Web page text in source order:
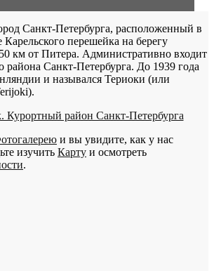
Санкт-Петербурга, расположенный в
перешейка на берегу
км от Питера. Административно входит
района Санкт-Петербурга. До 1939 года
и назывался Териоки (или
и вы увидите, как у нас
изучить Карту и осмотреть
.